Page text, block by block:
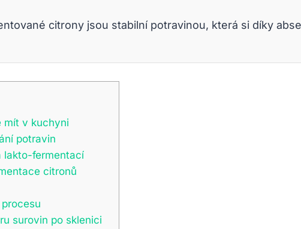
citrony jsou stabilní potravinou, která si díky
mít v kuchyni
potravin
lakto-fermentací
citronů
surovin po sklenici